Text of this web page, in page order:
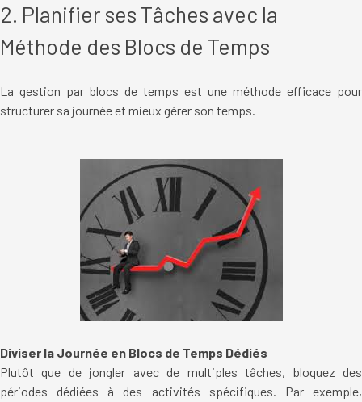
2. Planifier ses Tâches avec la
Méthode des Blocs de Temps
La gestion par blocs de temps est une méthode efficace pour
structurer sa journée et mieux gérer son temps.
Diviser la Journée en Blocs de Temps Dédiés
Plutôt que de jongler avec de multiples tâches, bloquez des
périodes dédiées à des activités spécifiques. Par exemple,